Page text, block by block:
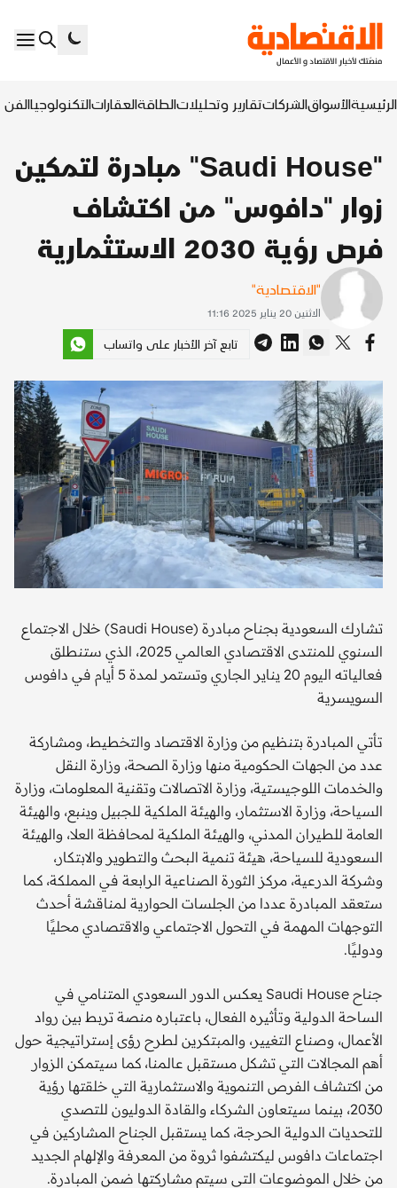
الرئيسيةالأسواقالشركاتتقارير وتحليلاتالطاقةالعقاراتالتكنولوجياالفن
"Saudi House" مبادرة لتمكين
زوار "دافوس" من اكتشاف
فرص رؤية 2030 الاستثمارية
"الاقتصادية"
الاثنين 20 يناير 2025 11:16
تابع آخر الأخبار على واتساب
تشارك السعودية بجناح مبادرة (Saudi House) خلال الاجتماع
السنوي للمنتدى الاقتصادي العالمي 2025، الذي ستنطلق
فعالياته اليوم 20 يناير الجاري وتستمر لمدة 5 أيام في دافوس
السويسرية
تأتي المبادرة بتنظيم من وزارة الاقتصاد والتخطيط، ومشاركة
عدد من الجهات الحكومية منها وزارة الصحة، وزارة النقل
والخدمات اللوجيستية، وزارة الاتصالات وتقنية المعلومات، وزارة
السياحة، وزارة الاستثمار، والهيئة الملكية للجبيل وينبع، والهيئة
العامة للطيران المدني، والهيئة الملكية لمحافظة العلا، والهيئة
السعودية للسياحة، هيئة تنمية البحث والتطوير والابتكار،
وشركة الدرعية، مركز الثورة الصناعية الرابعة في المملكة، كما
ستعقد المبادرة عددا من الجلسات الحوارية لمناقشة أحدث
التوجهات المهمة في التحول الاجتماعي والاقتصادي محليًا
ودوليًا.
جناح Saudi House يعكس الدور السعودي المتنامي في
الساحة الدولية وتأثيره الفعال، باعتباره منصة تربط بين رواد
الأعمال، وصناع التغيير، والمبتكرين لطرح رؤى إستراتيجية حول
أهم المجالات التي تشكل مستقبل عالمنا، كما سيتمكن الزوار
من اكتشاف الفرص التنموية والاستثمارية التي خلقتها رؤية
2030، بينما سيتعاون الشركاء والقادة الدوليون للتصدي
للتحديات الدولية الحرجة، كما يستقبل الجناح المشاركين في
اجتماعات دافوس ليكتشفوا ثروة من المعرفة والإلهام الجديد
من خلال الموضوعات التي سيتم مشاركتها ضمن المبادرة.